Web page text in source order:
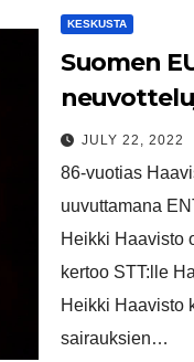
KESKUSTA
Suomen
ministeri
kuollut
JULY 22, 2022
86-vuotias
uuvuttamana
Heikki Haavisto
kertoo STT:lle
Heikki Haavisto
sairauksien…